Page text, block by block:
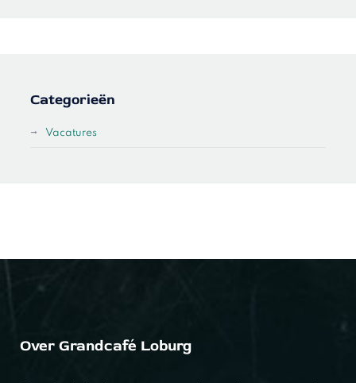
Categorieën
Vacatures
Over Grandcafé Loburg